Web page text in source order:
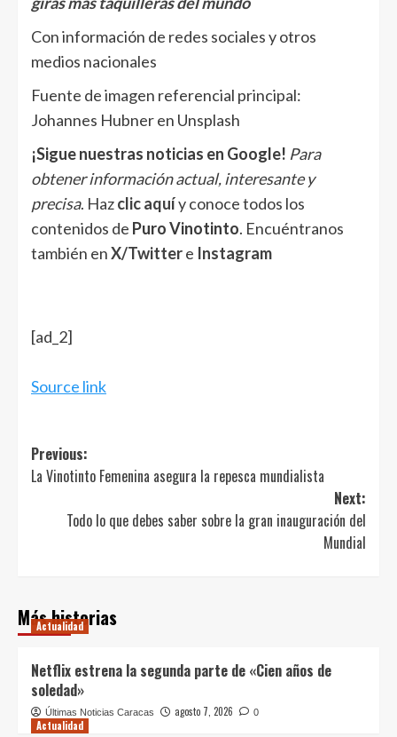
Con información de redes sociales y otros
medios nacionales
Fuente de imagen referencial principal:
Johannes Hubner en Unsplash
¡Sigue nuestras noticias en Google! Para
obtener información actual, interesante y
precisa. Hazclic aquíy conoce todos los
contenidos de Puro Vinotinto. Encuéntranos
también enX/Twittere Instagram
[ad_2]
Source link
Post
navigation
Previous:
La Vinotinto Femenina asegura la repesca mundialista
Next:
Todo lo que debes saber sobre la gran inauguración del
Mundial
Más historias
Actualidad
Netflix estrena la segunda parte de «Cien años de
soledad»
Últimas Noticias Caracas agosto 7, 2026 0
Actualidad